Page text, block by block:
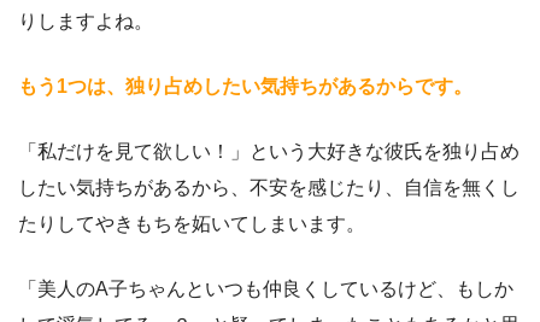
りしますよね。
もう1つは、独り占めしたい気持ちがあるからです。
「私だけを見て欲しい！」という大好きな彼氏を独り占め
したい気持ちがあるから、不安を感じたり、自信を無くし
たりしてやきもちを妬いてしまいます。
「美人のA子ちゃんといつも仲良くしているけど、もしか